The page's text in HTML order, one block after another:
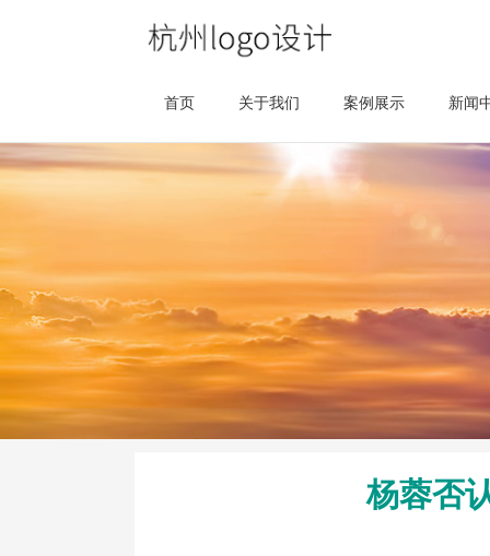
首页 关于我们 案例展示 新闻
杨蓉否